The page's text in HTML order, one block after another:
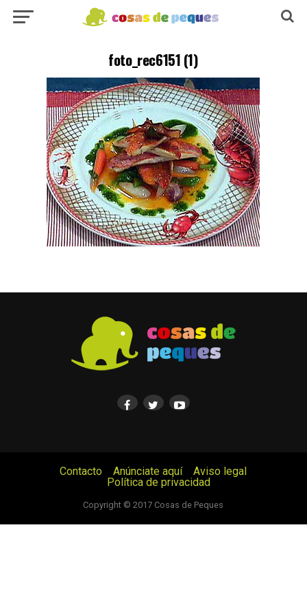
foto_rec6151 (1)
Contacto Anúnciate aquí
Aviso legal
Política de privacidad
Copyright © 2017 Cosas de Peques